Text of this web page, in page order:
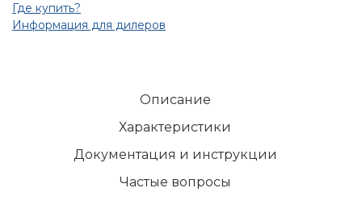
Где купить?
Информация для дилеров
Описание
Характеристики
Документация и инструкции
Частые вопросы